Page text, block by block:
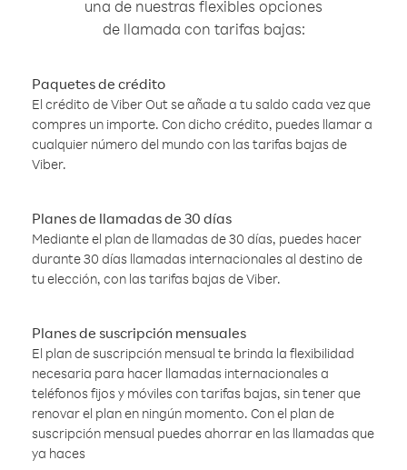
una de nuestras flexibles opciones
de llamada con tarifas bajas:
Paquetes de crédito
El crédito de Viber Out se añade a tu saldo cada vez que
compres un importe. Con dicho crédito, puedes llamar a
cualquier número del mundo con las tarifas bajas de
Viber.
Planes de llamadas de 30 días
Mediante el plan de llamadas de 30 días, puedes hacer
durante 30 días llamadas internacionales al destino de
tu elección, con las tarifas bajas de Viber.
Planes de suscripción mensuales
El plan de suscripción mensual te brinda la flexibilidad
necesaria para hacer llamadas internacionales a
teléfonos fijos y móviles con tarifas bajas, sin tener que
renovar el plan en ningún momento. Con el plan de
suscripción mensual puedes ahorrar en las llamadas que
ya haces